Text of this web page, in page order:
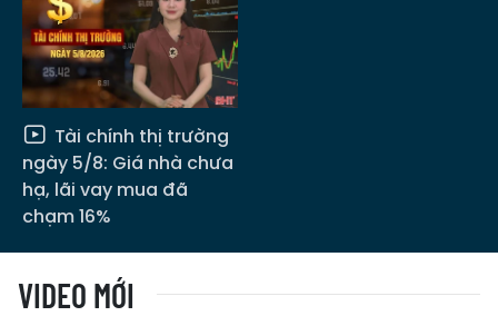
Tài chính thị trường
ngày 5/8: Giá nhà chưa
hạ, lãi vay mua đã
chạm 16%
VIDEO MỚI